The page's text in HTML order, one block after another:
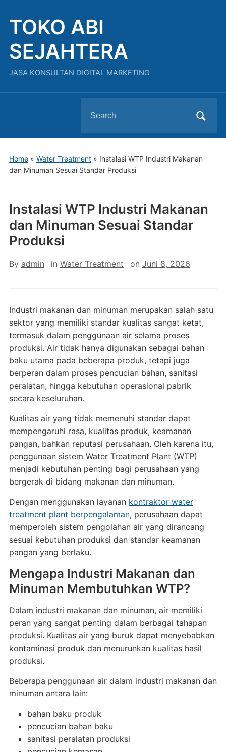
TOKO ABI
SEJAHTERA
JASA KONSULTAN DIGITAL MARKETING
for:
Home» Water Treatment» Instalasi WTP Industri Makanan
dan Minuman Sesuai Standar Produksi
Instalasi WTP Industri Makanan
dan Minuman Sesuai Standar
Produksi
By admin in Water Treatment on Juni 8, 2026
Industri makanan dan minuman merupakan salah satu
sektor yang memiliki standar kualitas sangat ketat,
termasuk dalam penggunaan air selama proses
produksi. Air tidak hanya digunakan sebagai bahan
baku utama pada beberapa produk, tetapi juga
berperan dalam proses pencucian bahan, sanitasi
peralatan, hingga kebutuhan operasional pabrik
secara keseluruhan.
Kualitas air yang tidak memenuhi standar dapat
mempengaruhi rasa, kualitas produk, keamanan
pangan, bahkan reputasi perusahaan. Oleh karena itu,
penggunaan sistem Water Treatment Plant (WTP)
menjadi kebutuhan penting bagi perusahaan yang
bergerak di bidang makanan dan minuman.
Dengan menggunakan layanan kontraktor water
treatment plant berpengalaman, perusahaan dapat
memperoleh sistem pengolahan air yang dirancang
sesuai kebutuhan produksi dan standar keamanan
pangan yang berlaku.
Mengapa Industri Makanan dan
Minuman Membutuhkan WTP?
Dalam industri makanan dan minuman, air memiliki
peran yang sangat penting dalam berbagai tahapan
produksi. Kualitas air yang buruk dapat menyebabkan
kontaminasi produk dan menurunkan kualitas hasil
produksi.
Beberapa penggunaan air dalam industri makanan dan
minuman antara lain:
bahan baku produk
pencucian bahan baku
sanitasi peralatan produksi